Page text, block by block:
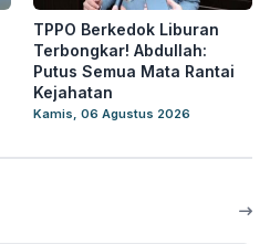
TPPO Berkedok Liburan
Terbongkar! Abdullah:
Putus Semua Mata Rantai
Kejahatan
Kamis, 06 Agustus 2026